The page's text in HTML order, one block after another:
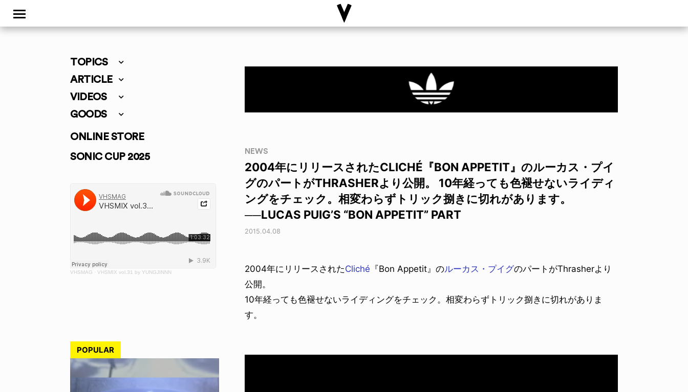
TOPICS
ARTICLE
VIDEOS
GOODS
ONLINE STORE
SONIC CUP 2025
VHSMAG · VHSMIX vol.31 by YUNGJINNN
POPULAR
NEWS
2004年にリリースされたCLICHÉ『BON APPETIT』のルーカス・プイ
グのパートがTHRASHERより公開。 10年経っても色褪せないライディ
ングをチェック。相変わらずトリック捌きに切れがあります。
──LUCAS PUIG’S “BON APPETIT” PART
2015.04.08
2004年にリリースされたCliché 『Bon Appetit』のルーカス・プイグのパートがThrasherより
公開。
10年経っても色褪せないライディングをチェック。相変わらずトリック捌きに切れがありま
す。